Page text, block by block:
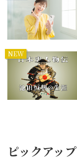
NEW
ピックアップ